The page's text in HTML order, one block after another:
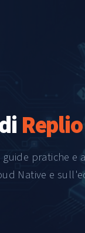
Replio
guide pratiche e
Native e